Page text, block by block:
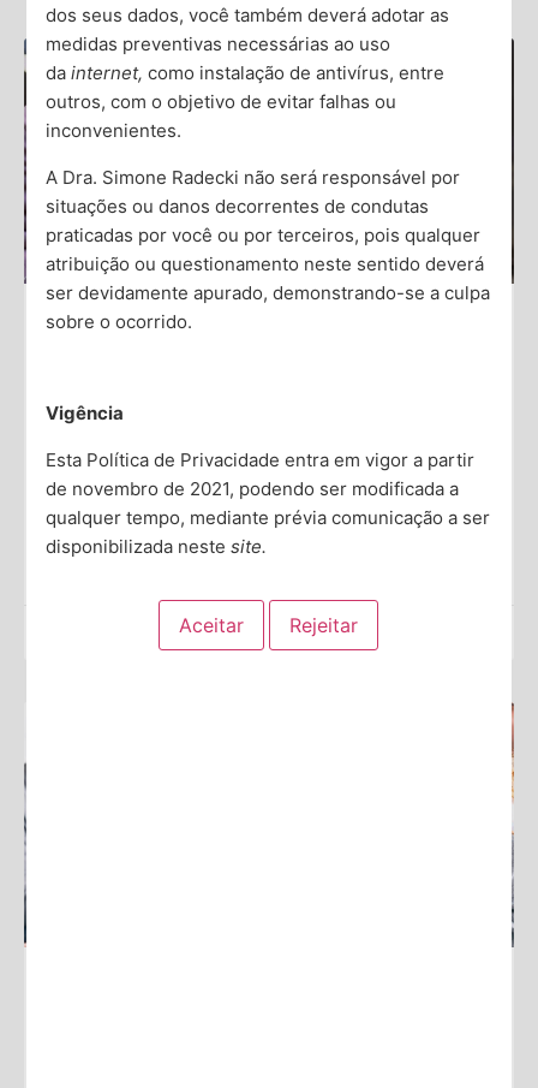
extremamente desconfortável e até assustadora. Essa
sensação, também conhecida como dispneia, pode
deixar você se perguntando se
Dra. Simone Radecki
dos seus dados, você também deverá adotar as
medidas preventivas necessárias ao uso
dainternet,como instalação de antivírus, entre
outros, com o objetivo de evitar falhas ou
inconvenientes.
A Dra. Simone Radecki não será responsável por
situações ou danos decorrentes de condutas
praticadas por você ou por terceiros, pois qualquer
atribuição ou questionamento neste sentido deverá
ser devidamente apurado, demonstrando-se a culpa
sobre o ocorrido.
Vigência
Esta Política de Privacidade entra em vigor a partir
de novembro de 2021, podendo ser modificada a
qualquer tempo, mediante prévia comunicação a ser
disponibilizada nestesite.